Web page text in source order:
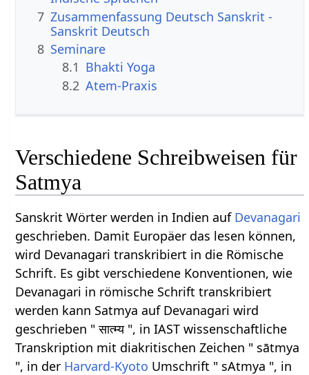
7 Zusammenfassung Deutsch Sanskrit -
Sanskrit Deutsch
8 Seminare
8.1 Bhakti Yoga
8.2 Atem-Praxis
Verschiedene Schreibweisen für
Satmya
Sanskrit Wörter werden in Indien auf Devanagari
geschrieben. Damit Europäer das lesen können,
wird Devanagari transkribiert in die Römische
Schrift. Es gibt verschiedene Konventionen, wie
Devanagari in römische Schrift transkribiert
werden kann Satmya auf Devanagari wird
geschrieben " सात्म्य ", in IAST wissenschaftliche
Transkription mit diakritischen Zeichen " sātmya
", in der Harvard-Kyoto Umschrift " sAtmya ", in